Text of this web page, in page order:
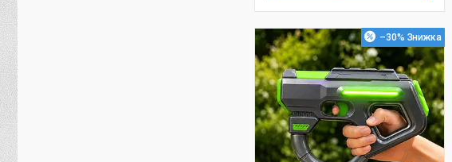
–30%